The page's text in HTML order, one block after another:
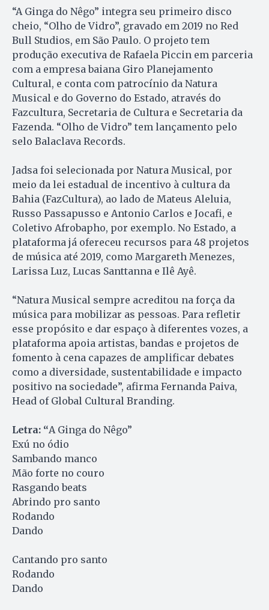
“A Ginga do Nêgo” integra seu primeiro disco
cheio, “Olho de Vidro”, gravado em 2019 no Red
Bull Studios, em São Paulo. O projeto tem
produção executiva de Rafaela Piccin em parceria
com a empresa baiana Giro Planejamento
Cultural, e conta com patrocínio da Natura
Musical e do Governo do Estado, através do
Fazcultura, Secretaria de Cultura e Secretaria da
Fazenda. “Olho de Vidro” tem lançamento pelo
selo Balaclava Records.
Jadsa foi selecionada por Natura Musical, por
meio da lei estadual de incentivo à cultura da
Bahia (FazCultura), ao lado de Mateus Aleluia,
Russo Passapusso e Antonio Carlos e Jocafi, e
Coletivo Afrobapho, por exemplo. No Estado, a
plataforma já ofereceu recursos para 48 projetos
de música até 2019, como Margareth Menezes,
Larissa Luz, Lucas Santtanna e Ilê Ayê.
“Natura Musical sempre acreditou na força da
música para mobilizar as pessoas. Para refletir
esse propósito e dar espaço à diferentes vozes, a
plataforma apoia artistas, bandas e projetos de
fomento à cena capazes de amplificar debates
como a diversidade, sustentabilidade e impacto
positivo na sociedade”, afirma Fernanda Paiva,
Head of Global Cultural Branding.
Letra: “A Ginga do Nêgo”
Exú no ódio
Sambando manco
Mão forte no couro
Rasgando beats
Abrindo pro santo
Rodando
Dando
Cantando pro santo
Rodando
Dando